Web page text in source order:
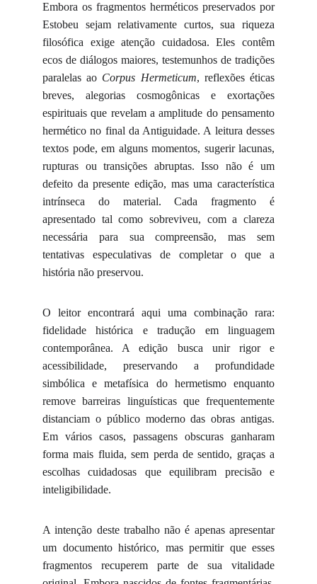
Embora os fragmentos herméticos preservados por
Estobeu sejam relativamente curtos, sua riqueza
filosófica exige atenção cuidadosa. Eles contêm
ecos de diálogos maiores, testemunhos de tradições
paralelas ao Corpus Hermeticum, reflexões éticas
breves, alegorias cosmogônicas e exortações
espirituais que revelam a amplitude do pensamento
hermético no final da Antiguidade. A leitura desses
textos pode, em alguns momentos, sugerir lacunas,
rupturas ou transições abruptas. Isso não é um
defeito da presente edição, mas uma característica
intrínseca do material. Cada fragmento é
apresentado tal como sobreviveu, com a clareza
necessária para sua compreensão, mas sem
tentativas especulativas de completar o que a
história não preservou.
O leitor encontrará aqui uma combinação rara:
fidelidade histórica e tradução em linguagem
contemporânea. A edição busca unir rigor e
acessibilidade, preservando a profundidade
simbólica e metafísica do hermetismo enquanto
remove barreiras linguísticas que frequentemente
distanciam o público moderno das obras antigas.
Em vários casos, passagens obscuras ganharam
forma mais fluida, sem perda de sentido, graças a
escolhas cuidadosas que equilibram precisão e
inteligibilidade.
A intenção deste trabalho não é apenas apresentar
um documento histórico, mas permitir que esses
fragmentos recuperem parte de sua vitalidade